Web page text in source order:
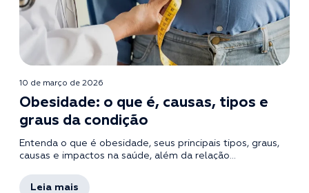
10 de março de 2026
Obesidade: o que é, causas, tipos e
graus da condição
Entenda o que é obesidade, seus principais tipos, graus,
causas e impactos na saúde, além da relação...
Leia mais